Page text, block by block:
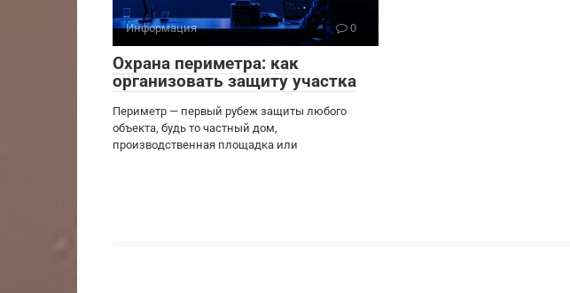
Информация 0
Охрана периметра: как
организовать защиту участка
Периметр — первый рубеж защиты любого
объекта, будь то частный дом,
производственная площадка или